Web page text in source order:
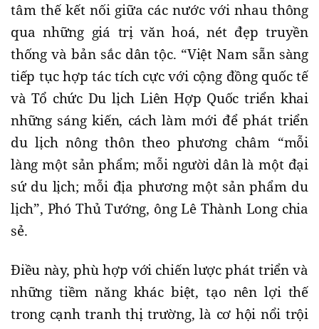
tâm thế kết nối giữa các nước với nhau thông
qua những giá trị văn hoá, nét đẹp truyền
thống và bản sắc dân tộc. “Việt Nam sẵn sàng
tiếp tục hợp tác tích cực với cộng đồng quốc tế
và Tổ chức Du lịch Liên Hợp Quốc triển khai
những sáng kiến, cách làm mới để phát triển
du lịch nông thôn theo phương châm “mỗi
làng một sản phẩm; mỗi người dân là một đại
sứ du lịch; mỗi địa phương một sản phẩm du
lịch”, Phó Thủ Tướng, ông Lê Thành Long chia
sẻ.
Điều này, phù hợp với chiến lược phát triển và
những tiềm năng khác biệt, tạo nên lợi thế
trong cạnh tranh thị trường, là cơ hội nổi trội